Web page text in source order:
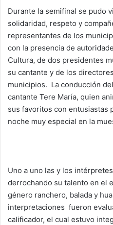
Durante la semifinal se pudo
solidaridad, respeto y
representantes de los
con la presencia de
Cultura, de dos presidentes
su cantante y de los
municipios. La conducción
cantante Tere María, quien
sus favoritos con entusiastas
noche muy especial en la
Uno a uno las y los
derrochando su talento en el
género ranchero, balada y
interpretaciones fueron
calificador, el cual estuvo